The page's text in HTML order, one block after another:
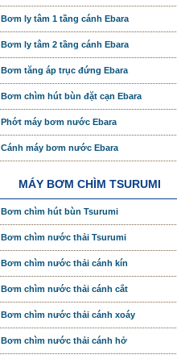
Bơm ly tâm 1 tầng cánh Ebara
Bơm ly tâm 2 tầng cánh Ebara
Bơm tăng áp trục đứng Ebara
Bơm chìm hút bùn đặt cạn Ebara
Phớt máy bơm nước Ebara
Cánh máy bơm nước Ebara
MÁY BƠM CHÌM TSURUMI
Bơm chìm hút bùn Tsurumi
Bơm chìm nước thải Tsurumi
Bơm chìm nước thải cánh kín
Bơm chìm nước thải cánh cắt
Bơm chìm nước thải cánh xoáy
Bơm chìm nước thải cánh hở